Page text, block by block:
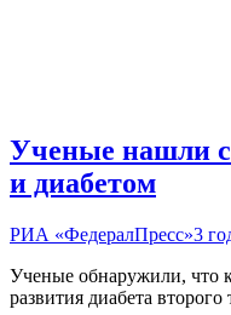
Ученые нашли
и диабетом
РИА «ФедералПресс»3
Ученые обнаружили, что
развития диабета второго